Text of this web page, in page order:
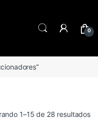
0
1–15 de 28 resultados